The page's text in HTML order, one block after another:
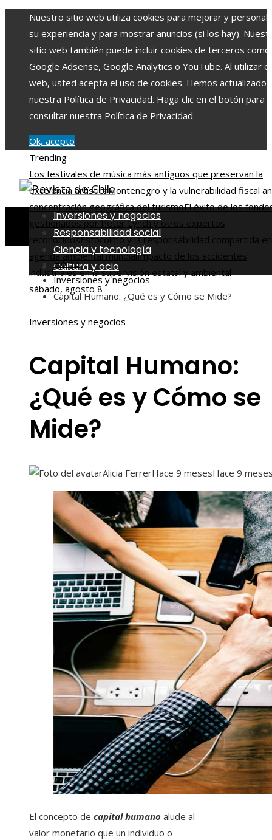
Nuestro sitio web utiliza cookies para mejorar y
su experiencia y para mostrar anuncios (si los hay).
sitio web también puede incluir cookies de terceros como
Google Adsense, Google Analytics o YouTube. Al utilizar
web, usted acepta el uso de cookies. Hemos actualizado
nuestra Política de Privacidad. Haga clic en el botón para
consultar nuestra Política de Privacidad.
Ok, acepto
Trending
Los festivales de música más antiguos que preservan la
excelencia artísticaMontenegro y la vulnerabilidad fiscal
concentración geográfica del turismoEl éxito de los
gestionados por Peter Lynch y otros expertos
reconocidosEstocolmo y la responsabilidad compartida
agenda ambiental mundialImpacto de los accidentes
industriales en la supervisión estatal y ambiental
sábado, agosto 8
Inversiones y negocios
Responsabilidad social
Ciencia y tecnología
Cultura y ocio
Home
Inversiones y negocios
Capital Humano: ¿Qué es y Cómo se Mide?
Inversiones y negocios
Capital Humano:
¿Qué es y Cómo se
Mide?
Alicia FerrerHace 9 mesesHace 9
El concepto de capital humano alude al
valor monetario que un individuo o